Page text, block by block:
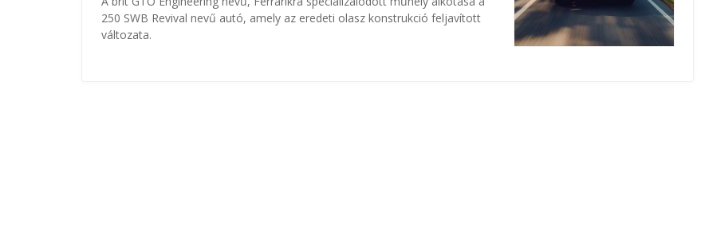
250 SWB Revival nevű autó, amely az eredeti olasz konstrukció feljavított
változata.